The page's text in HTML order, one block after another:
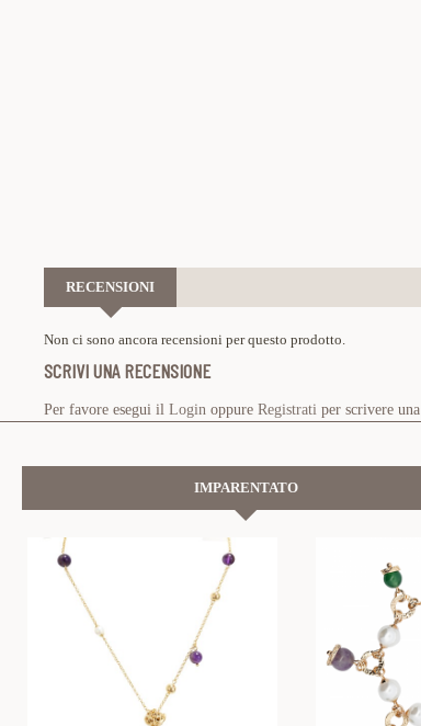
RECENSIONI
Non ci sono ancora recensioni per questo prodotto.
SCRIVI UNA RECENSIONE
Per favore esegui il Login oppure Registrati per scrivere
IMPARENTATO